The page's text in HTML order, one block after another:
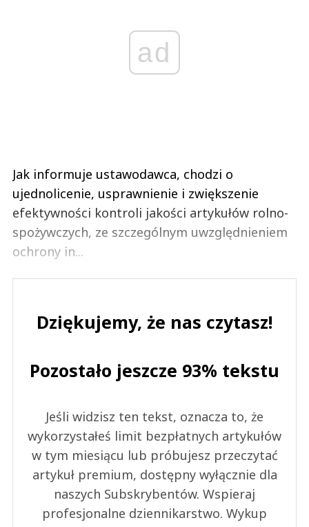
ad
Jak informuje ustawodawca, chodzi o
ujednolicenie, usprawnienie i zwiększenie
efektywności kontroli jakości artykułów rolno-
spożywczych, ze szczególnym uwzględnieniem
ochrony in...
Dziękujemy, że nas czytasz!
Pozostało jeszcze 93% tekstu
Jeśli widzisz ten tekst, oznacza to, że
wykorzystałeś limit bezpłatnych artykułów
w tym miesiącu lub próbujesz przeczytać
artykuł premium, dostępny wyłącznie dla
naszych Subskrybentów. Wspieraj
profesjonalne dziennikarstwo. Wykup